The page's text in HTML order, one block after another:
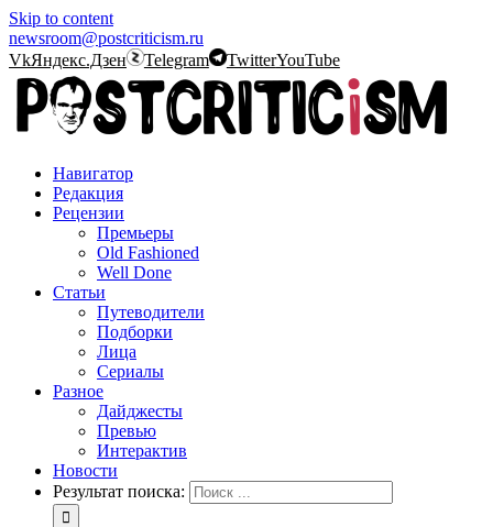
Skip to content
newsroom@postcriticism.ru
VkЯндекс.Дзен Telegram TwitterYouTube
Навигатор
Редакция
Рецензии
Премьеры
Old Fashioned
Well Done
Статьи
Путеводители
Подборки
Лица
Сериалы
Разное
Дайджесты
Превью
Интерактив
Новости
Результат поиска: